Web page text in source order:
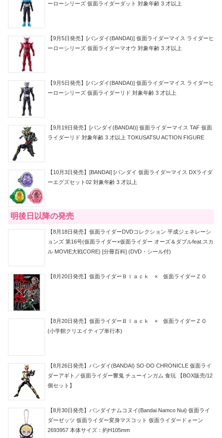
ーローシリーズ 仮面ライダーダット 対象年齢 3 才以上
【9月5日発売】[バンダイ(BANDAI)] 仮面ライダーマイス ライダーヒ
ーローシリーズ 仮面ライダーマオウ 対象年齢 3 才以上
【9月5日発売】[バンダイ(BANDAI)] 仮面ライダーマイス ライダーヒ
ーローシリーズ 仮面ライダーリド 対象年齢 3 才以上
【9月19日発売】[バンダイ(BANDAI)] 仮面ライダーマイス TAF 仮面
ライダーリド 対象年齢 3 才以上 TOKUSATSU ACTION FIGURE
【10月3日発売】[BANDAI] [バンダイ 仮面ライダーマイス DXライダ
ーエグズセット02 対象年齢 3 才以上
明後日以降の発売
【8月18日発売】仮面ライダーDVDコレクション 平成ジェネレーシ
ョンズ 第16号(仮面ライダー×仮面ライダー オーズ＆ダブルfeat.スカ
ル MOVIE大戦CORE) [分冊百科] (DVD・シール付)
【8月20日発売】仮面ライダーＢｌａｃｋ × 仮面ライダーＺＯ
【8月20日発売】仮面ライダーＢｌａｃｋ × 仮面ライダーＺＯ
(小学館クリエイティブ単行本)
【8月26日発売】バンダイ(BANDAI) SO-DO CHRONICLE 仮面ライ
ダーアギト／仮面ライダー響鬼 チューインガム 食玩 【BOX販売/12
個セット】
【8月30日発売】バンダイナムコヌイ(Bandai Namco Nui) 仮面ライ
ダーゼッツ 仮面ライダー変身マスコット 仮面ライダードォーン
2693957 本体サイズ：約H105mm